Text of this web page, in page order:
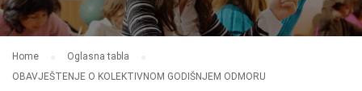
Home
Oglasna tabla
OBAVJEŠTENJE O KOLEKTIVNOM GODIŠNJEM ODMORU